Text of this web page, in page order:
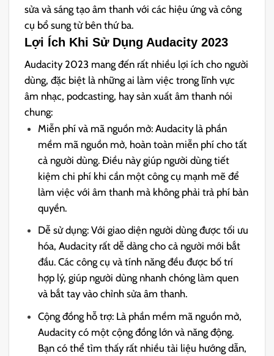
sửa và sáng tạo âm thanh với các hiệu ứng và công
cụ bổ sung từ bên thứ ba.
Lợi Ích Khi Sử Dụng Audacity 2023
Audacity 2023 mang đến rất nhiều lợi ích cho người
dùng, đặc biệt là những ai làm việc trong lĩnh vực
âm nhạc, podcasting, hay sản xuất âm thanh nói
chung:
Miễn phí và mã nguồn mở: Audacity là phần
mềm mã nguồn mở, hoàn toàn miễn phí cho tất
cả người dùng. Điều này giúp người dùng tiết
kiệm chi phí khi cần một công cụ mạnh mẽ để
làm việc với âm thanh mà không phải trả phí bản
quyền.
Dễ sử dụng: Với giao diện người dùng được tối ưu
hóa, Audacity rất dễ dàng cho cả người mới bắt
đầu. Các công cụ và tính năng đều được bố trí
hợp lý, giúp người dùng nhanh chóng làm quen
và bắt tay vào chỉnh sửa âm thanh.
Cộng đồng hỗ trợ: Là phần mềm mã nguồn mở,
Audacity có một cộng đồng lớn và năng động.
Bạn có thể tìm thấy rất nhiều tài liệu hướng dẫn,